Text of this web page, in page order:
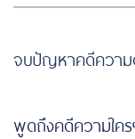
จบปัญหาคดีความ
พูดถึงคดีความใค